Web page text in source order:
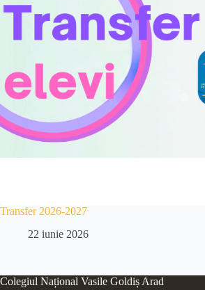
Transfer 2026-2027
22 iunie 2026
Colegiul Național Vasile Goldiș Arad